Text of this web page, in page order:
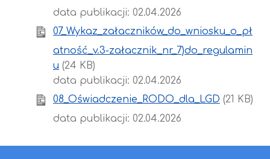
data publikacji: 02.04.2026
07_Wykaz_załaczników_do_wniosku_o_pł
atność_v.3-załacznik_nr_7)do_regulamin
u (24 KB)
data publikacji: 02.04.2026
08_Oświadczenie_RODO_dla_LGD (21 KB)
data publikacji: 02.04.2026